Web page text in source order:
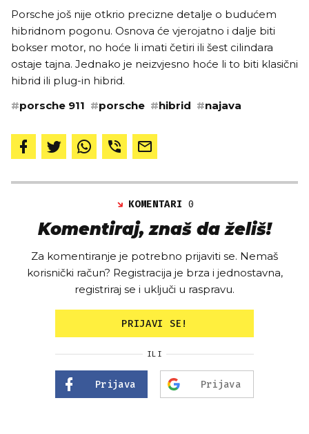
Porsche još nije otkrio precizne detalje o budućem
hibridnom pogonu. Osnova će vjerojatno i dalje biti
bokser motor, no hoće li imati četiri ili šest cilindara
ostaje tajna. Jednako je neizvjesno hoće li to biti klasični
hibrid ili plug-in hibrid.
#porsche 911 #porsche #hibrid #najava
KOMENTARI0
Komentiraj, znaš da želiš!
Za komentiranje je potrebno prijaviti se. Nemaš
korisnički račun? Registracija je brza i jednostavna,
registriraj se i uključi u raspravu.
PRIJAVI SE!
ILI
Prijava Prijava